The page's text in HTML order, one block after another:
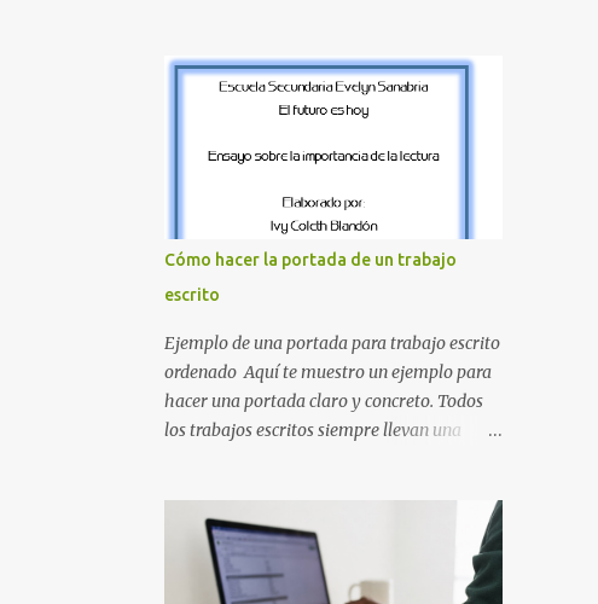
divertido que define a toda la colección.
Primera parte del juego de letras in...
que hemos incluido la letra Ñ , esencial para
todos nuestros proyectos en español. Bloque
la Q ¿Qué incluye este bloque de letras? En
imágenes individuales en alta resolución de
las siguientes letras: Letras vibrantes : La J y
la M en el clásico rojo de la gorra de Mario.
Tonos azules : La K y la Ñ , que destacan por
su diseño limpio y audaz. Colores
secundarios : La L y la Q en amarillo
brillante, junto con la N y la P en un verde
inspirado en los niveles de los juegos.
carac...
Cómo hacer la portada de un trabajo
escrito
Ejemplo de una portada para trabajo escrito
ordenado Aquí te muestro un ejemplo para
hacer una portada claro y concreto. Todos
los trabajos escritos siempre llevan una
portada con todos los datos que se necesitan
para presentar durante todo tu ciclo escolar.
Y si tienes amigos también puedes